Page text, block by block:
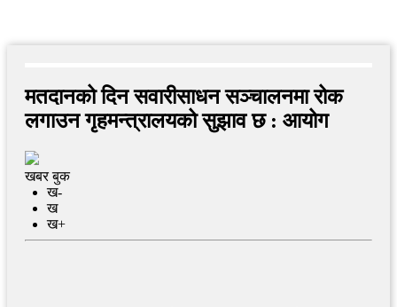
मतदानको दिन सवारीसाधन सञ्चालनमा रोक
लगाउन गृहमन्त्रालयको सुझाव छ : आयोग
खबर बुक
ख-
ख
ख+